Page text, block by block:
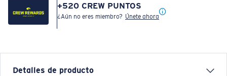
+520 CREW PUNTOS
¿Aún no eres miembro? Únete ahora
Detalles de producto